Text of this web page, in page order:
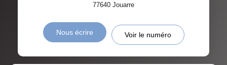
77640 Jouarre
Nous écrire Voir le numéro